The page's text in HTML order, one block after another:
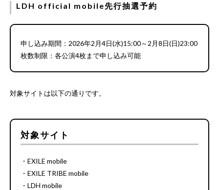
LDH official mobile先行抽選予約
申し込み期間：2026年2月4日(水)15:00～2月8日(日)23:00
枚数制限：各公演4枚まで申し込み可能
対象サイトは以下の通りです。
対象サイト
・EXILE mobile
・EXILE TRIBE mobile
・LDH mobile